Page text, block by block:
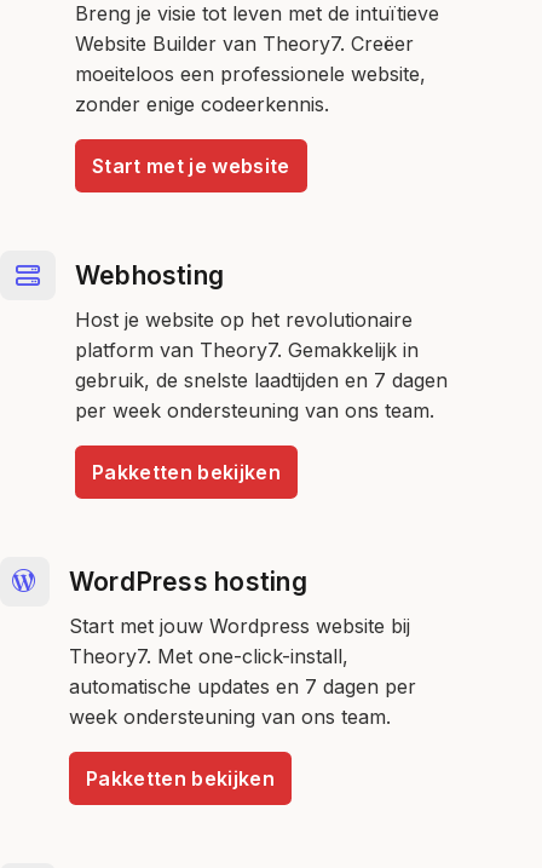
Breng je visie tot leven met de intuïtieve
Website Builder van Theory7. Creëer
moeiteloos een professionele website,
zonder enige codeerkennis.
Start met je website
Webhosting
Host je website op het revolutionaire
platform van Theory7. Gemakkelijk in
gebruik, de snelste laadtijden en 7 dagen
per week ondersteuning van ons team.
Pakketten bekijken
WordPress hosting
Start met jouw Wordpress website bij
Theory7. Met one-click-install,
automatische updates en 7 dagen per
week ondersteuning van ons team.
Pakketten bekijken